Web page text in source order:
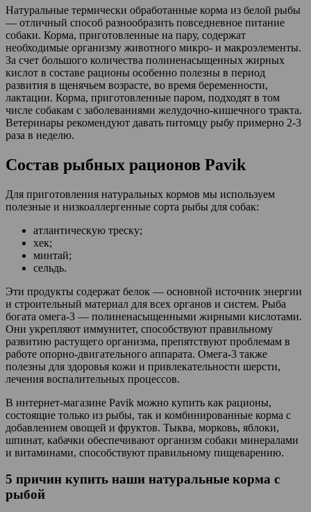
Натуральные термически обработанные корма из белой рыбы
— отличный способ разнообразить повседневное питание
собаки. Корма, приготовленные на пару, содержат
необходимые организму животного микро- и макроэлементы.
За счет большого количества полиненасыщенных жирных
кислот в составе рационы особенно полезны в период
развития в щенячьем возрасте, во время беременности,
лактации. Корма, приготовленные паром, подходят в том
числе собакам с заболеваниями желудочно-кишечного тракта.
Ветеринары рекомендуют давать питомцу рыбу примерно 2-3
раза в неделю.
Состав рыбных рационов Pavik
Для приготовления натуральных кормов мы используем
полезные и низкоаллергенные сорта рыбы для собак:
атлантическую треску;
хек;
минтай;
сельдь.
Эти продукты содержат белок — основной источник энергии
и строительный материал для всех органов и систем. Рыба
богата омега-3 — полиненасыщенными жирными кислотами.
Они укрепляют иммунитет, способствуют правильному
развитию растущего организма, препятствуют проблемам в
работе опорно-двигательного аппарата. Омега-3 также
полезны для здоровья кожи и привлекательности шерсти,
лечения воспалительных процессов.
В интернет-магазине Pavik можно купить как рационы,
состоящие только из рыбы, так и комбинированные корма с
добавлением овощей и фруктов. Тыква, морковь, яблоки,
шпинат, кабачки обеспечивают организм собаки минералами
и витаминами, способствуют правильному пищеварению.
5 причин купить наши натуральные корма с
рыбой